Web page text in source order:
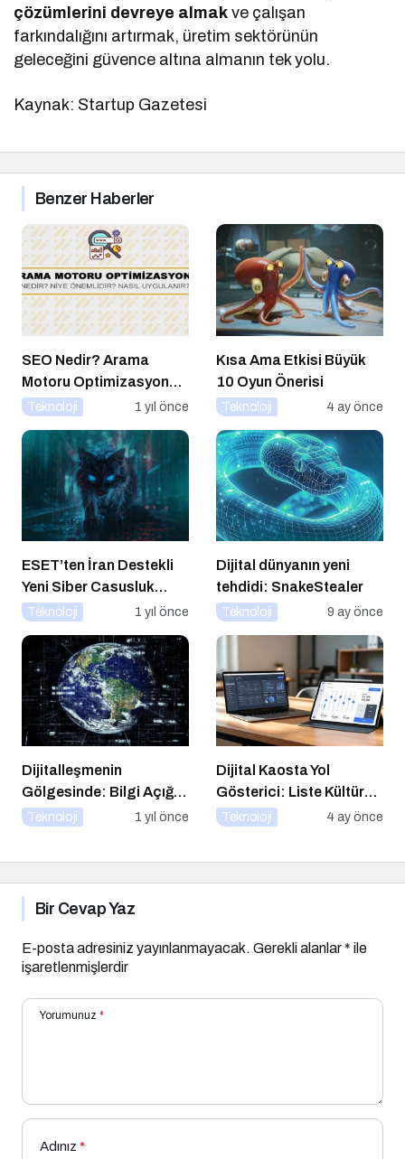
çözümlerini devreye almak ve çalışan
farkındalığını artırmak, üretim sektörünün
geleceğini güvence altına almanın tek yolu.
Kaynak: Startup Gazetesi
Benzer Haberler
SEO Nedir? Arama
Motoru Optimizasyonu
Nasıl Yapılır?
Teknoloji 1 yıl önce
Kısa Ama Etkisi Büyük
10 Oyun Önerisi
Teknoloji 4 ay önce
ESET’ten İran Destekli
Yeni Siber Casusluk
Operasyonu Uyarısı
Teknoloji 1 yıl önce
Dijital dünyanın yeni
tehdidi: SnakeStealer
Teknoloji 9 ay önce
Dijitalleşmenin
Gölgesinde: Bilgi Açığı
Büyüyor mu?
Teknoloji 1 yıl önce
Dijital Kaosta Yol
Gösterici: Liste Kültürü
ve İnteraktif Çözümlerin
Teknoloji 4 ay önce
Bir Cevap Yaz
E-posta adresiniz yayınlanmayacak. Gerekli alanlar* ile
işaretlenmişlerdir
Yorumunuz *
Adınız *